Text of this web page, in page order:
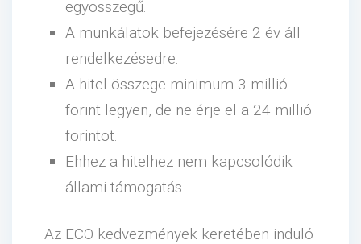
egyösszegű.
A munkálatok befejezésére 2 év áll
rendelkezésedre.
A hitel összege minimum 3 millió
forint legyen, de ne érje el a 24 millió
forintot.
Ehhez a hitelhez nem kapcsolódik
állami támogatás.
Az ECO kedvezmények keretében induló